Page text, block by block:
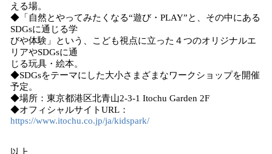
える場。
◆「自然とやってみたくなる“遊び・PLAY”と、その中にある
SDGsに通じる学
びや体験」という、こども視点に立った４つのオリジナルエ
リアやSDGsに通
じる玩具・絵本。
◆SDGsをテーマにした大小さまざまなワークショップを開催
予定。
◆場所：東京都港区北青山2-3-1 Itochu Garden 2F
◆オフィシャルサイトURL：
https://www.itochu.co.jp/ja/kidspark/